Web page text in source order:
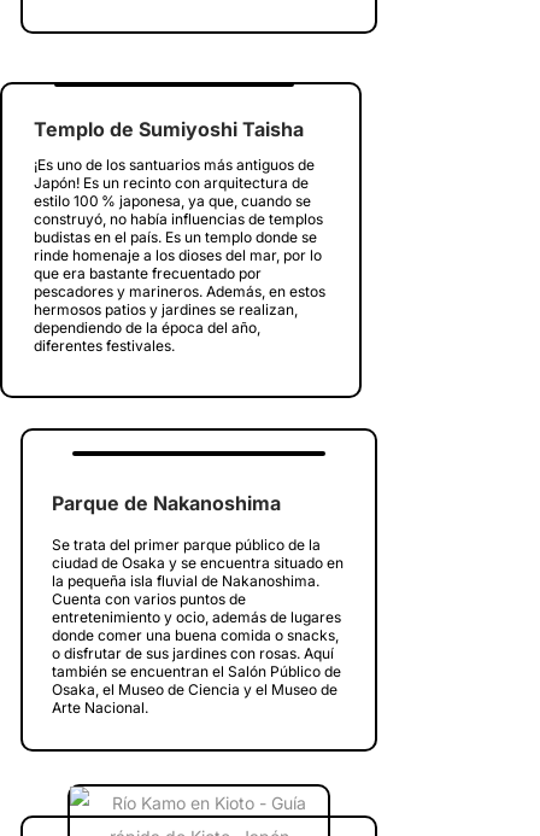
Templo de Sumiyoshi Taisha
¡Es uno de los santuarios más antiguos de
Japón! Es un recinto con arquitectura de
estilo 100 % japonesa, ya que, cuando se
construyó, no había influencias de templos
budistas en el país. Es un templo donde se
rinde homenaje a los dioses del mar, por lo
que era bastante frecuentado por
pescadores y marineros. Además, en estos
hermosos patios y jardines se realizan,
dependiendo de la época del año,
diferentes festivales.
Parque de Nakanoshima
Se trata del primer parque público de la
ciudad de Osaka y se encuentra situado en
la pequeña isla fluvial de Nakanoshima.
Cuenta con varios puntos de
entretenimiento y ocio, además de lugares
donde comer una buena comida o snacks,
o disfrutar de sus jardines con rosas. Aquí
también se encuentran el Salón Público de
Osaka, el Museo de Ciencia y el Museo de
Arte Nacional.